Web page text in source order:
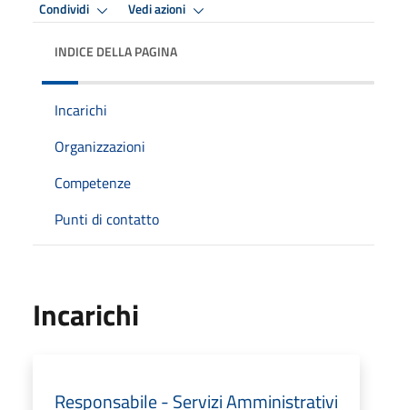
Condividi Vedi azioni
INDICE DELLA PAGINA
Incarichi
Organizzazioni
Competenze
Punti di contatto
Incarichi
Responsabile - Servizi Amministrativi